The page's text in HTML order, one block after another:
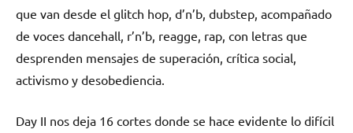
que van desde el glitch hop, d’n’b, dubstep, acompañado
de voces dancehall, r’n’b, reagge, rap, con letras que
desprenden mensajes de superación, crítica social,
activismo y desobediencia.
Day II nos deja 16 cortes donde se hace evidente lo difícil